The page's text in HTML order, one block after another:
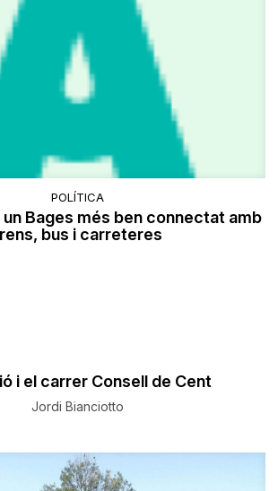
POLÍTICA
un Bages més ben connectat amb
bus i carreteres
i el carrer Consell de Cent
Jordi Bianciotto